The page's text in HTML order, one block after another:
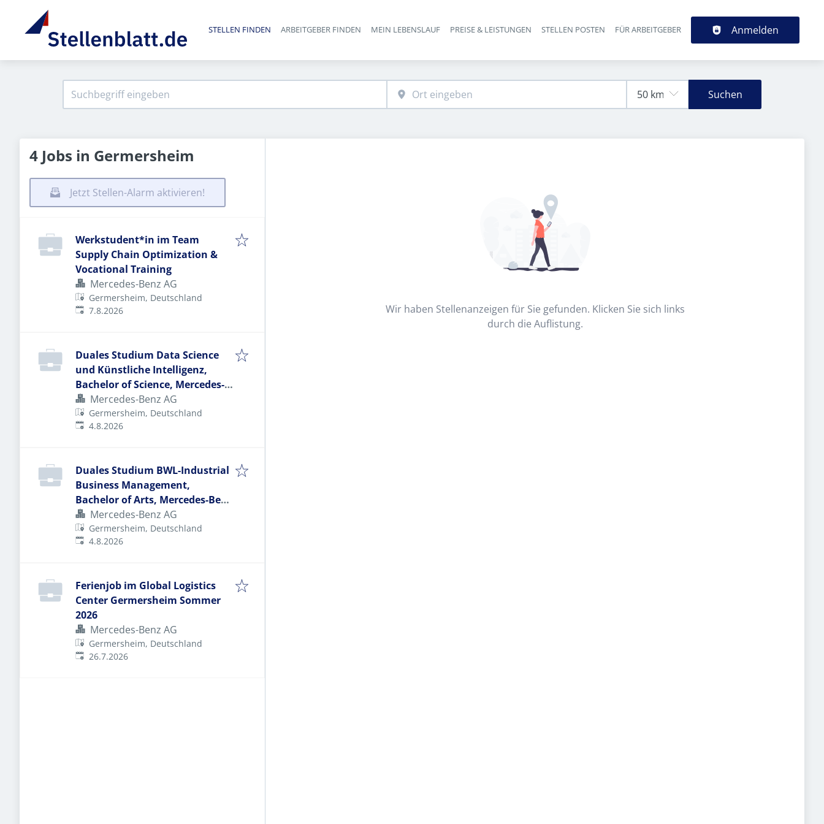
Haupt-Navigation
STELLEN FINDEN ARBEITGEBER FINDEN MEIN LEBENSLAUF PREISE & LEISTUNGEN STELLEN POSTEN FÜR ARBEITGEBER Anmelden
Suchen
4 Jobs in Germersheim
Jetzt Stellen-Alarm aktivieren!
Werkstudent*in im Team
Supply Chain Optimization &
Vocational Training
Mercedes-Benz AG
Germersheim, Deutschland
Veröffentlicht
7.8.2026
Duales Studium Data Science
und Künstliche Intelligenz,
Bachelor of Science, Mercedes-
Benz AG, Global Logistics Center
Germersheim, Studienbeginn 1.
Oktober 2027 (m/w/d)
Mercedes-Benz AG
Germersheim, Deutschland
Veröffentlicht
4.8.2026
Duales Studium BWL-Industrial
Business Management,
Bachelor of Arts, Mercedes-Benz
AG, Global Logistics Center
Germersheim, Studienbeginn 1.
Oktober 2027 (m/w/d)
Mercedes-Benz AG
Germersheim, Deutschland
Veröffentlicht
4.8.2026
Ferienjob im Global Logistics
Center Germersheim Sommer
2026
Mercedes-Benz AG
Germersheim, Deutschland
Veröffentlicht
26.7.2026
Wir haben Stellenanzeigen für Sie gefunden. Klicken Sie sich links
durch die Auflistung.